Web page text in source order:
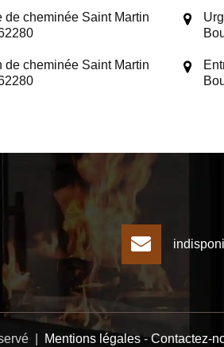
de cheminée Saint Martin
de cheminée Saint Martin
| Mentions légales-Contactez-